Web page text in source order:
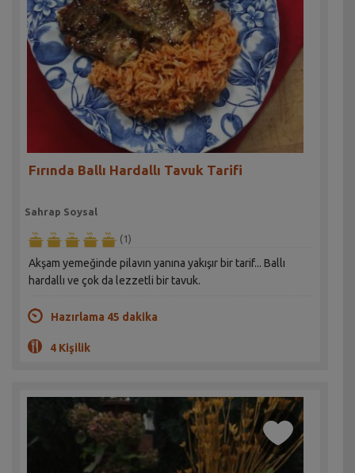
Fırında Ballı Hardallı Tavuk Tarifi
Sahrap Soysal
(1)
Akşam yemeğinde pilavın yanına yakışır bir tarif... Ballı
hardallı ve çok da lezzetli bir tavuk.
Hazırlama 45 dakika
4 Kişilik